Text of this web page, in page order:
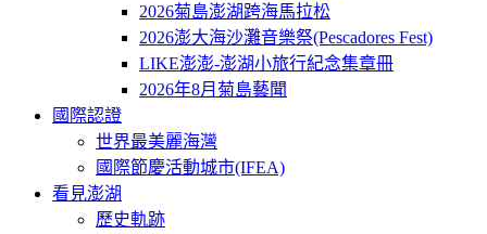
2026菊島澎湖跨海馬拉松
2026澎大海沙灘音樂祭(Pescadores Fest)
LIKE澎澎-澎湖小旅行紀念集章冊
2026年8月菊島藝聞
國際認證
世界最美麗海灣
國際節慶活動城市(IFEA)
看見澎湖
歷史軌跡